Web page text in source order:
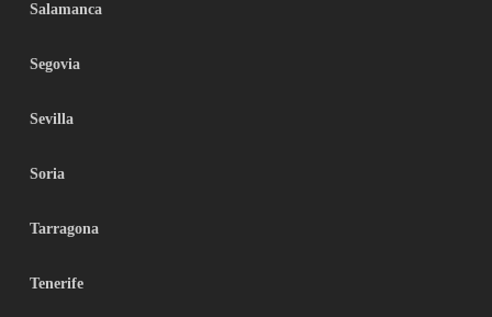
Salamanca
Segovia
Sevilla
Soria
Tarragona
Tenerife